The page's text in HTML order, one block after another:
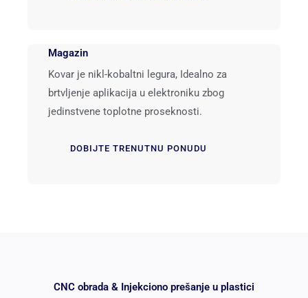
Magazin
Kovar je nikl-kobaltni legura, Idealno za
brtvljenje aplikacija u elektroniku zbog
jedinstvene toplotne proseknosti.
DOBIJTE TRENUTNU PONUDU
CNC obrada & Injekciono prešanje u plastici